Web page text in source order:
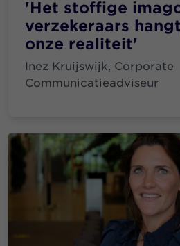
'Het stoffige
verzekeraars
onze realiteit'
Inez Kruijswijk, Corporate
Communicatieadviseur